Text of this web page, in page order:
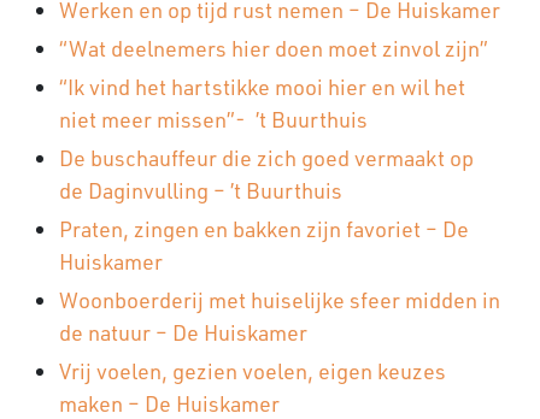
Werken en op tijd rust nemen – De Huiskamer
“Wat deelnemers hier doen moet zinvol zijn”
“Ik vind het hartstikke mooi hier en wil het
niet meer missen”- ’t Buurthuis
De buschauffeur die zich goed vermaakt op
de Daginvulling – ’t Buurthuis
Praten, zingen en bakken zijn favoriet – De
Huiskamer
Woonboerderij met huiselijke sfeer midden in
de natuur – De Huiskamer
Vrij voelen, gezien voelen, eigen keuzes
maken – De Huiskamer